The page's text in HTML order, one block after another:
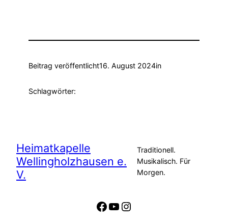
Beitrag veröffentlicht16. August 2024in
Schlagwörter:
Heimatkapelle
Wellingholzhausen e.
V.
Traditionell.
Musikalisch. Für
Morgen.
Facebook
YouTube
Instagram